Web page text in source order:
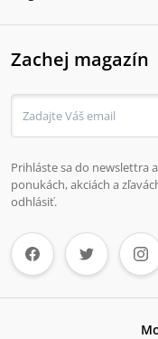
Zachej magazín
Prihláste sa do newslettra
ponukách, akciách a
odhlásiť.